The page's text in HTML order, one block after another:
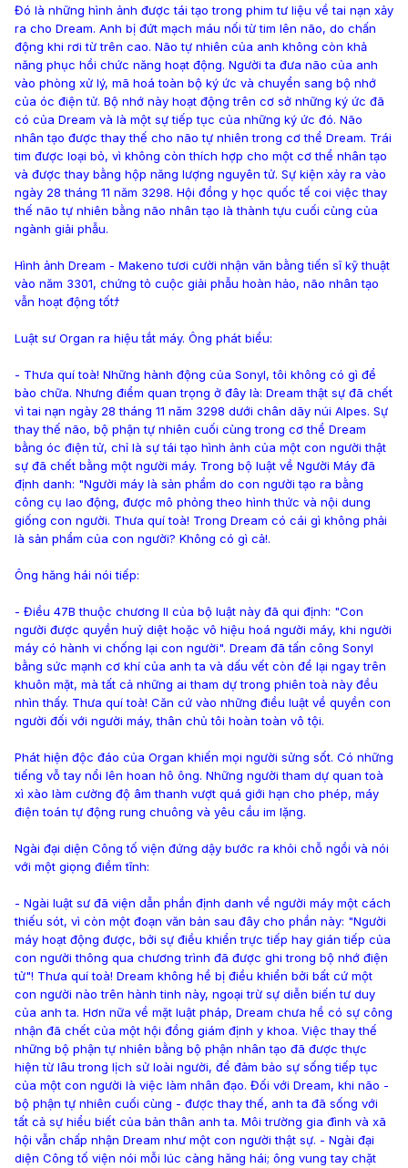
Đó là những hình ảnh được tái tạo trong phim tư liệu về tai nạn xảy
ra cho Dream. Anh bị đứt mạch máu nối từ tim lên não, do chấn
động khi rơi từ trên cao. Não tự nhiên của anh không còn khả
năng phục hồi chức năng hoạt động. Người ta đưa não của anh
vào phòng xử lý, mã hoá toàn bộ ký ức và chuyển sang bộ nhớ
của óc điện tử. Bộ nhớ này hoạt động trên cơ sở những ký ức đã
có của Dream và là một sự tiếp tục của những ký ức đó. Não
nhân tạo được thay thế cho não tự nhiên trong cơ thể Dream. Trái
tim được loại bỏ, vì không còn thích hợp cho một cơ thể nhân tạo
và được thay bằng hộp năng lượng nguyên tử. Sự kiện xảy ra vào
ngày 28 tháng 11 năm 3298. Hội đồng y học quốc tế coi việc thay
thế não tự nhiên bằng não nhân tạo là thành tựu cuối cùng của
ngành giải phẫu.
Hình ảnh Dream - Makeno tươi cười nhận văn bằng tiến sĩ kỹ thuật
vào năm 3301, chứng tỏ cuộc giải phẫu hoàn hảo, não nhân tạo
vẫn hoạt động tốtﾅ
Luật sư Organ ra hiệu tắt máy. Ông phát biểu:
- Thưa quí toà! Những hành động của Sonyl, tôi không có gì để
bào chữa. Nhưng điểm quan trọng ở đây là: Dream thật sự đã chết
vì tai nạn ngày 28 tháng 11 năm 3298 dưới chân dãy núi Alpes. Sự
thay thế não, bộ phận tự nhiên cuối cùng trong cơ thể Dream
bằng óc điện tử, chỉ là sự tái tạo hình ảnh của một con người thật
sự đã chết bằng một người máy. Trong bộ luật về Người Máy đã
định danh: "Người máy là sản phẩm do con người tạo ra bằng
công cụ lao động, được mô phỏng theo hình thức và nội dung
giống con người. Thưa quí toà! Trong Dream có cái gì không phải
là sản phẩm của con người? Không có gì cả!.
Ông hăng hái nói tiếp:
- Điều 47B thuộc chương II của bộ luật này đã qui định: "Con
người được quyền huỷ diệt hoặc vô hiệu hoá người máy, khi người
máy có hành vi chống lại con người". Dream đã tấn công Sonyl
bằng sức mạnh cơ khí của anh ta và dấu vết còn để lại ngay trên
khuôn mặt, mà tất cả những ai tham dự trong phiên toà này đều
nhìn thấy. Thưa quí toà! Căn cứ vào những điều luật về quyền con
người đối với người máy, thân chủ tôi hoàn toàn vô tội.
Phát hiện độc đáo của Organ khiến mọi người sửng sốt. Có những
tiếng vỗ tay nổi lên hoan hô ông. Những người tham dự quan toà
xì xào làm cường độ âm thanh vượt quá giới hạn cho phép, máy
điện toán tự động rung chuông và yêu cầu im lặng.
Ngài đại diện Công tố viện đứng dậy bước ra khỏi chỗ ngồi và nói
với một giọng điềm tĩnh:
- Ngài luật sư đã viện dẫn phần định danh về người máy một cách
thiếu sót, vì còn một đoạn văn bản sau đây cho phần này: "Người
máy hoạt động được, bởi sự điều khiển trực tiếp hay gián tiếp của
con người thông qua chương trình đã được ghi trong bộ nhớ điện
tử"! Thưa quí toà! Dream không hề bị điều khiển bởi bất cứ một
con người nào trên hành tinh này, ngoại trừ sự diễn biến tư duy
của anh ta. Hơn nữa về mặt luật pháp, Dream chưa hề có sự công
nhận đã chết của một hội đồng giám định y khoa. Việc thay thế
những bộ phận tự nhiên bằng bộ phận nhân tạo đã được thực
hiện từ lâu trong lịch sử loài người, để đảm bảo sự sống tiếp tục
của một con người là việc làm nhân đạo. Đối với Dream, khi não -
bộ phận tự nhiên cuối cùng - được thay thế, anh ta đã sống với
tất cả sự hiểu biết của bản thân anh ta. Môi trường gia đình và xã
hội vẫn chấp nhận Dream như một con người thật sự. - Ngài đại
diện Công tố viện nói mỗi lúc càng hăng hái; ông vung tay chặt